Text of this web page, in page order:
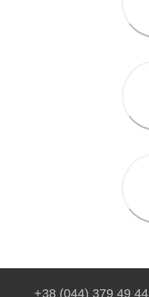
+38 (044) 379 49 44